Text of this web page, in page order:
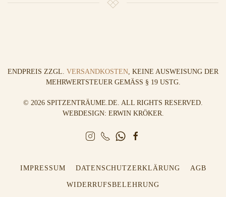
ENDPREIS ZZGL. VERSANDKOSTEN, KEINE AUSWEISUNG DER
MEHRWERTSTEUER GEMÄSS § 19 USTG.
© 2026 SPITZENTRÄUME.DE. ALL RIGHTS RESERVED.
WEBDESIGN: ERWIN KRÖKER.
IMPRESSUM DATENSCHUTZERKLÄRUNG AGB
WIDERRUFSBELEHRUNG